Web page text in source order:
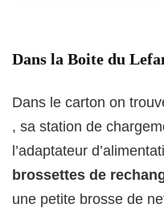
Dans la Boite du
Dans le carton on
, sa station de
l’adaptateur
brossettes de
une petite brosse de